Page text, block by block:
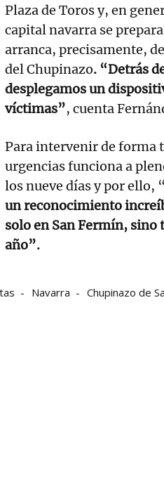
Plaza de Toros y, en
capital navarra se
arranca, precisamente,
del Chupinazo. “Detrás
desplegamos un
víctimas”, cuenta
Para intervenir de forma
urgencias funciona a
los nueve días y por ello,
un reconocimiento
solo en San Fermín, sino
año”.
Navarra
Chupinazo de